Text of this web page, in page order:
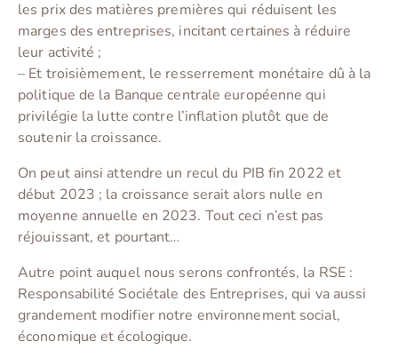
les prix des matières premières qui réduisent les
marges des entreprises, incitant certaines à réduire
leur activité ;
– Et troisièmement, le resserrement monétaire dû à la
politique de la Banque centrale européenne qui
privilégie la lutte contre l’inflation plutôt que de
soutenir la croissance.
On peut ainsi attendre un recul du PIB fin 2022 et
début 2023 ; la croissance serait alors nulle en
moyenne annuelle en 2023. Tout ceci n’est pas
réjouissant, et pourtant…
Autre point auquel nous serons confrontés, la RSE :
Responsabilité Sociétale des Entreprises, qui va aussi
grandement modifier notre environnement social,
économique et écologique.